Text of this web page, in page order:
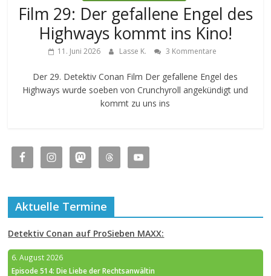
Film 29: Der gefallene Engel des
Highways kommt ins Kino!
11. Juni 2026 Lasse K. 3 Kommentare
Der 29. Detektiv Conan Film Der gefallene Engel des
Highways wurde soeben von Crunchyroll angekündigt und
kommt zu uns ins
Aktuelle Termine
Detektiv Conan auf ProSieben MAXX:
6. August 2026
Episode 514: Die Liebe der Rechtsanwältin